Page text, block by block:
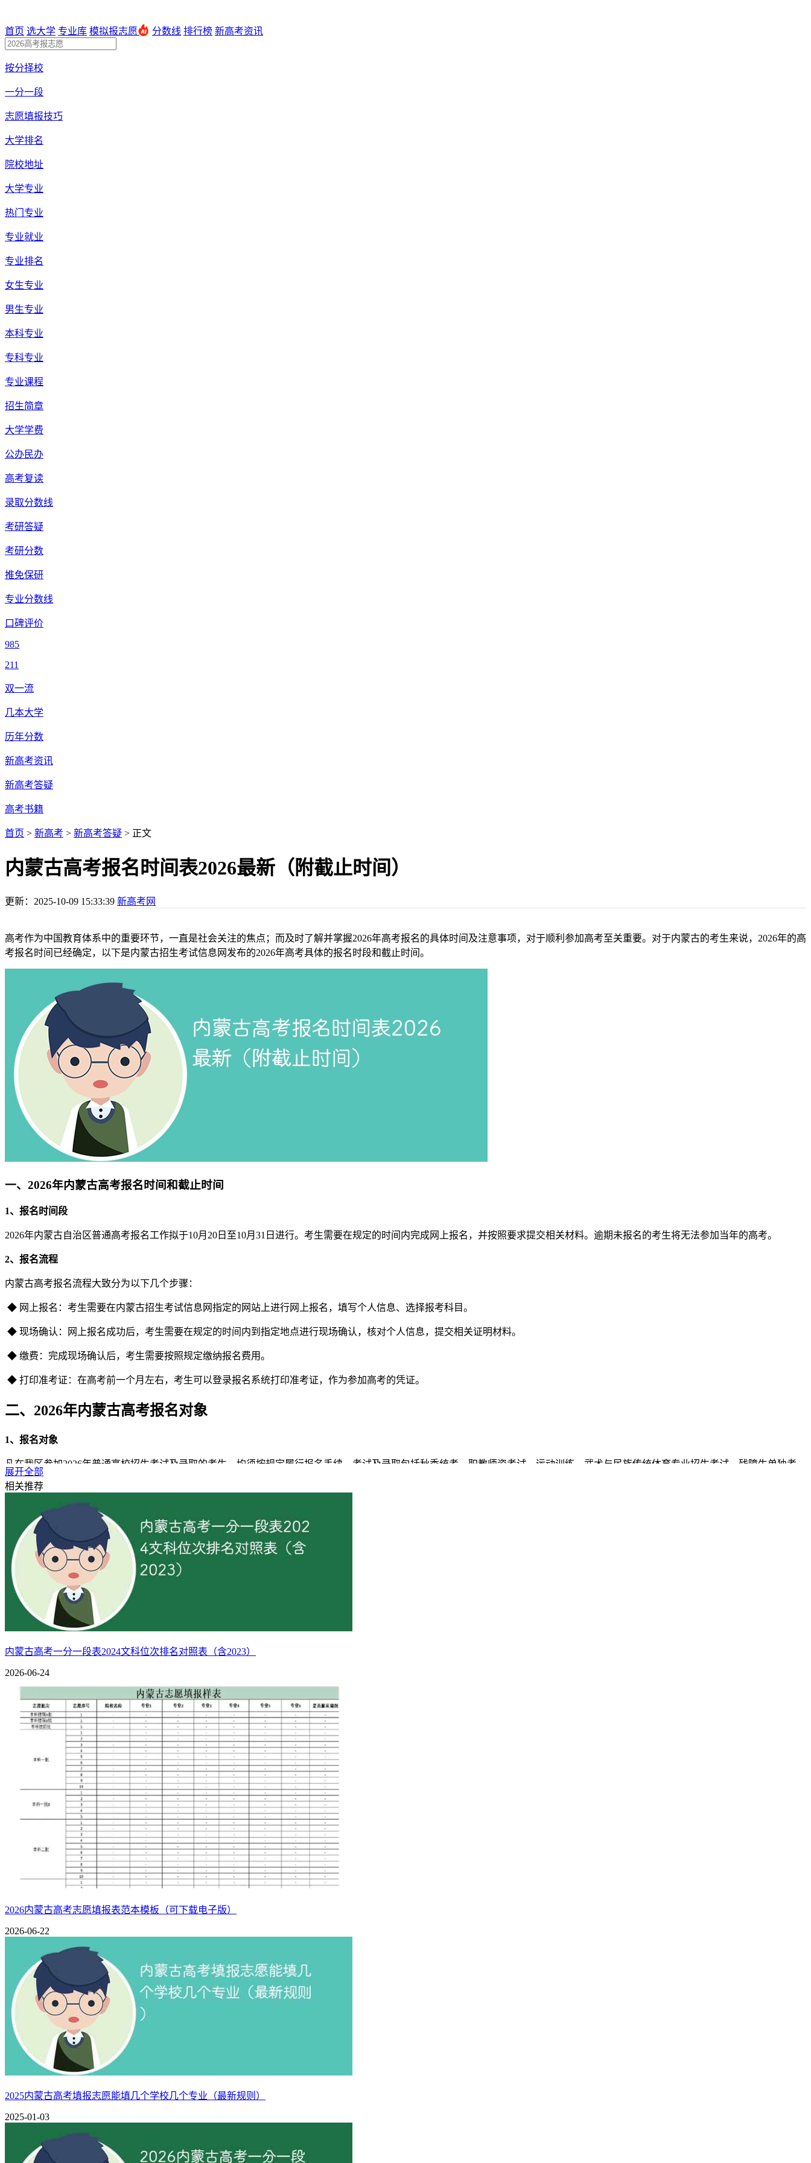
首页 选大学 专业库 模拟报志愿 分数线 排行榜 新高考资讯
按分择校
一分一段
志愿填报技巧
大学排名
院校地址
大学专业
热门专业
专业就业
专业排名
女生专业
男生专业
本科专业
专科专业
专业课程
招生简章
大学学费
公办民办
高考复读
录取分数线
考研答疑
考研分数
推免保研
专业分数线
口碑评价
985
211
双一流
几本大学
历年分数
新高考资讯
新高考答疑
高考书籍
首页 > 新高考 > 新高考答疑 > 正文
内蒙古高考报名时间表2026最新（附截止时间）
更新： 2025-10-09 15:33:39 新高考网
高考作为中国教育体系中的重要环节，一直是社会关注的焦点；而及时了解并掌握2026年高考报名的具体时间及注意事项，对于顺利参加高考至关重要。对于内蒙古的考生来说，2026年的高
考报名时间已经确定，以下是内蒙古招生考试信息网发布的2026年高考具体的报名时段和截止时间。
一、2026年内蒙古高考报名时间和截止时间
1、报名时间段
2026年内蒙古自治区普通高考报名工作拟于10月20日至10月31日进行。考生需要在规定的时间内完成网上报名，并按照要求提交相关材料。逾期未报名的考生将无法参加当年的高考。
2、报名流程
内蒙古高考报名流程大致分为以下几个步骤：
◆ 网上报名：考生需要在内蒙古招生考试信息网指定的网站上进行网上报名，填写个人信息、选择报考科目。
◆ 现场确认：网上报名成功后，考生需要在规定的时间内到指定地点进行现场确认，核对个人信息，提交相关证明材料。
◆ 缴费：完成现场确认后，考生需要按照规定缴纳报名费用。
◆ 打印准考证：在高考前一个月左右，考生可以登录报名系统打印准考证，作为参加高考的凭证。
二、2026年内蒙古高考报名对象
1、报名对象
凡在我区参加2026年普通高校招生考试及录取的考生，均须按规定履行报名手续。考试及录取包括秋季统考、职教师资考试、运动训练、武术与民族传统体育专业招生考试、残障生单独考
试、普通高等学校对口招收中等职业学校（含职业高中、中等专业学校、技工学校）毕业生考试（原高职班，简称对口招生，下同）、高职单招、高职三二分段、少年班、消防单独考试、特
殊拔尖人才选拔试点（数学英才班、物理卓越计划、物理攀登计划等，下同）、强基计划、高水平运动队、保送生、其他单独招生等。
2、随迁子女和户籍从区外迁入我区的考生注意：
1.区外务工人员随迁子女考生，除符合“25号文件”规定的参加2022年我区中考条件外，截至2026年9月1日，还须符合以下4个条件：一是2022年被自治区内高中阶段学校（含中等职业学校，
下同）录取；二是本人具有我区高中阶段学校学籍且连续就读满3年；三是家长在我区有合法稳定住所（含租赁）且连续居住、有合法职业且纳税（或按国家规定参加社会保险）均满3年；四
是参加我区普通高中学业水平合格性考试开考的全部科目考试。此类考生报考公安院校公安专业按照公安部、教育部2026年有关规定执行。
2.户籍从区外迁入我区的考生，截至2026年9月1日，须符合以下4个条件：一是本人具有我区高中阶段学校学籍且连续就读满3年；二是本人取得我区户籍满3年；三是家长在我区有合法稳定
住所且连续居住、有合法职业且纳税（或按国家规定参加社会保险）均满3年；四是参加我区普通高中学业水平合格性考试开考的全部科目考试。
3.不完全符合参加本科录取条件的考生，应及时关注户籍地（或户籍流出地）省级教育考试机构发布的报名通知并在规定时间内返回户籍地（或户籍流出地）参加报名，也可以在我区报考高
职（专科）志愿。在网上预报名时，“承诺只报考高职（专科）志愿”项须选择“是”，并在现场确认时，签订《2026年内蒙古自治区普通高校招生只报考高职（专科）志愿承诺书》。
三、报名注意事项
在报名高考的过程中，考生需要注意以下事项，以确保报名过程的顺利进行：
1、提前准备材料：包括身份证、户口本、学历证明等，对于特殊类别的考生，可能还需要额外的材料，如艺术类考生需要准备作品集等。
2、了解报名流程：熟悉网上报名的步骤，包括信息填写、照片上传、缴费等环节。
3、关注官方信息：通过内蒙古省教育招生考试院的官方网站或其他官方渠道获取最新的高考报名信息。
4、注意个人信息保护：在网上报名时，确保个人信息的安全，不要将个人信息泄露给不相关的第三方。
5、诚信报名：考生必须保证所提供的信息真实有效，对于弄虚作假的行为，一经发现，将会受到严厉的处罚。
6、及时缴费：报名费和考试费用必须在规定的时间内完成缴纳，逾期未缴费的考生将被视为放弃报名资格。
7、关注后续流程：报名结束后，还需关注准考证打印、考试时间、成绩查询等后续流程。
考生和家长制定详细的备考计划，合理分配时间，确保在高考中取得理想的成绩。
相关推荐：
内蒙古高考报名系统登录网址（2026最新平台入口）
展开全部
相关推荐
内蒙古高考一分一段表2024文科位次排名对照表（含2023）
2026-06-24
2026内蒙古高考志愿填报表范本模板（可下载电子版）
2026-06-22
2025内蒙古高考填报志愿能填几个学校几个专业（最新规则）
2025-01-03